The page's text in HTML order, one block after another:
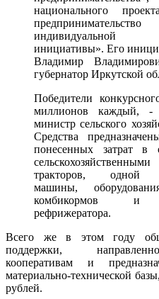
национального
индивидуальной
инициативы». Его
Владимир
губернатор Иркутской
Победители
миллионов каждый, -
министр сельского
Средства
понесенных затрат в
тракторов, одной
машины,
комбикормов и
рефрижератора.
Всего же в этом году
поддержки,
кооперативам и
материально-технической
рублей.